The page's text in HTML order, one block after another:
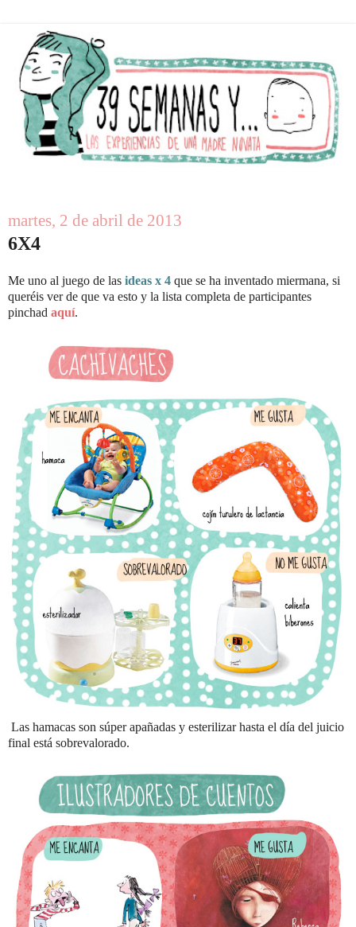
martes, 2 de abril de 2013
6X4
Me uno al juego de las ideas x 4 que se ha inventado miermana, si
queréis ver de que va esto y la lista completa de participantes
pinchad aquí.
Las hamacas son súper apañadas y esterilizar hasta el día del juicio
final está sobrevalorado.